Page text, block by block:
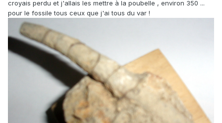
croyais perdu et j'allais les mettre à la poubelle , environ 350 ...
pour le fossile tous ceux que j'ai tous du var !